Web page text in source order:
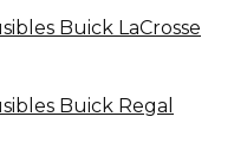
Buick LaCrosse
Buick Regal